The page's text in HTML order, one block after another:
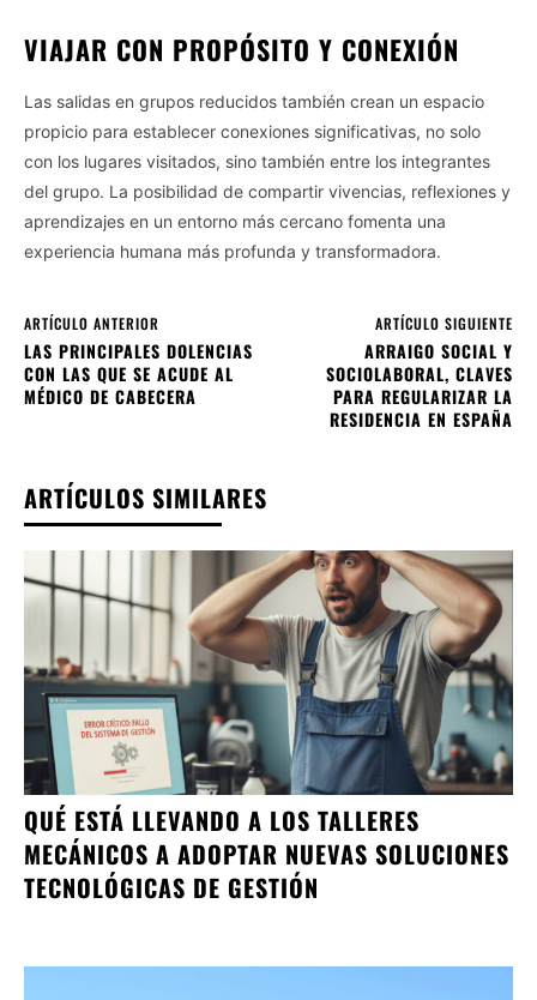
VIAJAR CON PROPÓSITO Y CONEXIÓN
Las salidas en grupos reducidos también crean un espacio
propicio para establecer conexiones significativas, no solo
con los lugares visitados, sino también entre los integrantes
del grupo. La posibilidad de compartir vivencias, reflexiones y
aprendizajes en un entorno más cercano fomenta una
experiencia humana más profunda y transformadora.
ARTÍCULO ANTERIOR
LAS PRINCIPALES DOLENCIAS
CON LAS QUE SE ACUDE AL
MÉDICO DE CABECERA
ARTÍCULO SIGUIENTE
ARRAIGO SOCIAL Y
SOCIOLABORAL, CLAVES
PARA REGULARIZAR LA
RESIDENCIA EN ESPAÑA
ARTÍCULOS SIMILARES
QUÉ ESTÁ LLEVANDO A LOS TALLERES
MECÁNICOS A ADOPTAR NUEVAS SOLUCIONES
TECNOLÓGICAS DE GESTIÓN